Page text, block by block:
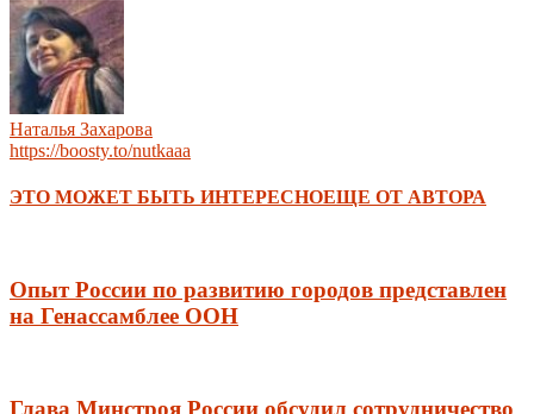
Наталья Захарова
https://boosty.to/nutkaaa
ЭТО МОЖЕТ БЫТЬ ИНТЕРЕСНОЕЩЕ ОТ АВТОРА
Опыт России по развитию городов представлен
на Генассамблее ООН
Глава Минстроя России обсудил сотрудничество